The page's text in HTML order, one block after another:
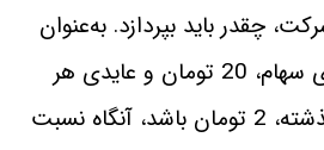
چقدر بايد بپردازد. به‌عنوان‌
مثال، اگر قيمت جاری سهام، 20 تومان و عايدی هر
سهم در چهار فصل گذشته، 2 تومان‌ باشد، آنگاه نسبت